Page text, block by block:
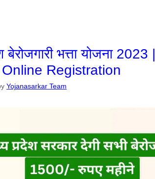
बेरोजगारी भत्ता योजना
Registration
Yojanasarkar Team